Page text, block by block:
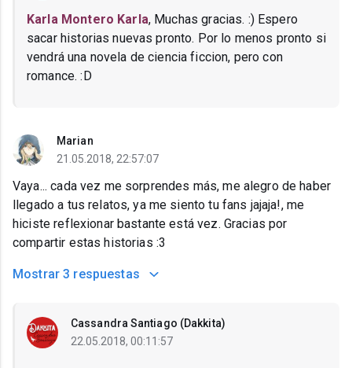
Karla Montero Karla, Muchas gracias. :) Espero
sacar historias nuevas pronto. Por lo menos pronto si
vendrá una novela de ciencia ficcion, pero con
romance. :D
Marian
21.05.2018, 22:57:07
Vaya... cada vez me sorprendes más, me alegro de haber
llegado a tus relatos, ya me siento tu fans jajaja!, me
hiciste reflexionar bastante está vez. Gracias por
compartir estas historias :3
Mostrar 3 respuestas
Cassandra Santiago (Dakkita)
22.05.2018, 00:11:57